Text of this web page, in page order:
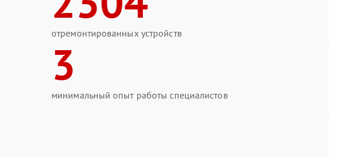
отремонтированных устройств
3
минимальный опыт работы специалистов